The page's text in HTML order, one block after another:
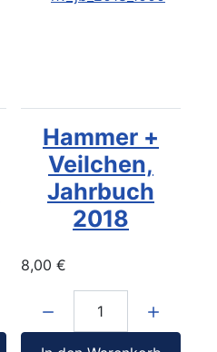
Hammer +
Veilchen,
Jahrbuch
2018
8,00 €